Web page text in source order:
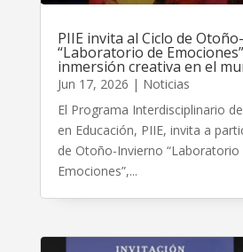
PIIE invita al Ciclo de
“Laboratorio de
inmersión creativa en el
Jun 17, 2026 | Noticias
El Programa Interdisciplinario
en Educación, PIIE, invita a
de Otoño-Invierno “Laboratorio
Emociones”,...